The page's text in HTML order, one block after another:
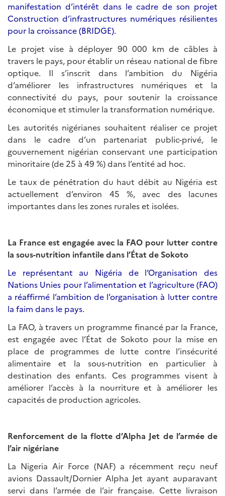
manifestation d’intérêt dans le cadre de son projet
Construction d’infrastructures numériques résilientes
pour la croissance (BRIDGE).
Le projet vise à déployer 90 000 km de câbles à
travers le pays, pour établir un réseau national de fibre
optique. Il s’inscrit dans l’ambition du Nigéria
d’améliorer les infrastructures numériques et la
connectivité du pays, pour soutenir la croissance
économique et stimuler la transformation numérique.
Les autorités nigérianes souhaitent réaliser ce projet
dans le cadre d’un partenariat public-privé, le
gouvernement nigérian conservant une participation
minoritaire (de 25 à 49 %) dans l’entité ad hoc.
Le taux de pénétration du haut débit au Nigéria est
actuellement d’environ 45 %, avec des lacunes
importantes dans les zones rurales et isolées.
La France est engagée avec la FAO pour lutter contre
la sous-nutrition infantile dans l’État de Sokoto
Le représentant au Nigéria de l’Organisation des
Nations Unies pour l’alimentation et l’agriculture (FAO)
a réaffirmé l’ambition de l’organisation à lutter contre
la faim dans le pays.
La FAO, à travers un programme financé par la France,
est engagée avec l’État de Sokoto pour la mise en
place de programmes de lutte contre l’insécurité
alimentaire et la sous-nutrition en particulier à
destination des enfants. Ces programmes visent à
améliorer l’accès à la nourriture et à améliorer les
capacités de production agricoles.
Renforcement de la flotte d’Alpha Jet de l’armée de
l’air nigériane
La Nigeria Air Force (NAF) a récemment reçu neuf
avions Dassault/Dornier Alpha Jet ayant auparavant
servi dans l’armée de l’air française. Cette livraison